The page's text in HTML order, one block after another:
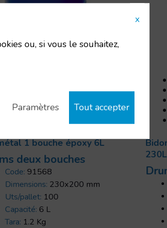
1 bouche époxy 6L
deux bouches
Code: 91568
Dimensions: 230x200 mm
Uts/pallet: 100
Capacité: 6 L
Tara: 1.2 Kg
ou, si vous le souhaitez,
x
Tout accepter
Paramètres